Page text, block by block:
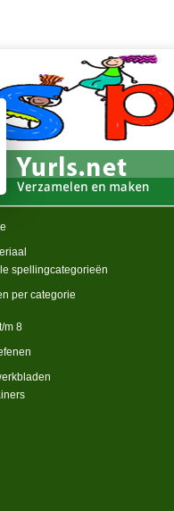
spellingcategorieën
per categorie
m 8